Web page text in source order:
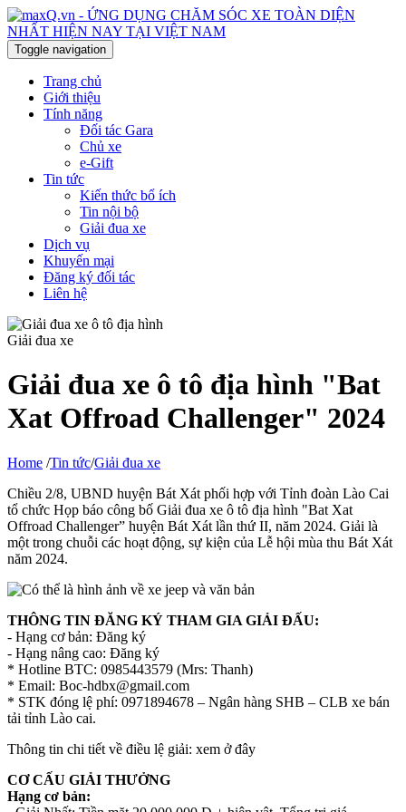
Toggle navigation
Trang chủ
Giới thiệu
Tính năng
Đối tác Gara
Chủ xe
e-Gift
Tin tức
Kiến thức bổ ích
Tin nội bộ
Giải đua xe
Dịch vụ
Khuyến mại
Đăng ký đối tác
Liên hệ
Giải đua xe
Giải đua xe ô tô địa hình "Bat
Xat Offroad Challenger" 2024
Home /Tin tức/Giải đua xe
Chiều 2/8, UBND huyện Bát Xát phối hợp với Tỉnh đoàn Lào Cai
tổ chức Họp báo công bố Giải đua xe ô tô địa hình "Bat Xat
Offroad Challenger” huyện Bát Xát lần thứ II, năm 2024. Giải là
một trong chuỗi các hoạt động, sự kiện của Lễ hội mùa thu Bát Xát
năm 2024.
THÔNG TIN ĐĂNG KÝ THAM GIA GIẢI ĐẤU:
- Hạng cơ bản: Đăng ký
- Hạng nâng cao: Đăng ký
* Hotline BTC: 0985443579 (Mrs: Thanh)
* Email: Boc-hdbx@gmail.com
* STK đóng lệ phí: 0971894678 – Ngân hàng SHB – CLB xe bán
tải tỉnh Lào cai.
Thông tin chi tiết về điều lệ giải: xem ở đây
CƠ CẤU GIẢI THƯỞNG
Hạng cơ bản: